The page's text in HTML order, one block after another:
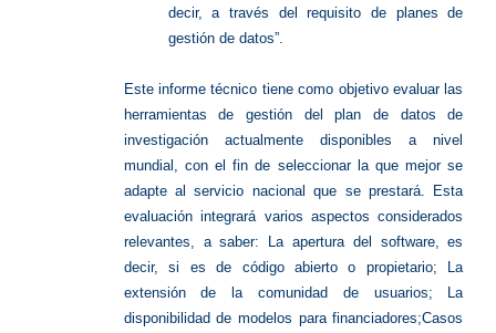
decir, a través del requisito de planes de
gestión de datos”.
Este informe técnico tiene como objetivo evaluar las
herramientas de gestión del plan de datos de
investigación actualmente disponibles a nivel
mundial, con el fin de seleccionar la que mejor se
adapte al servicio nacional que se prestará. Esta
evaluación integrará varios aspectos considerados
relevantes, a saber: La apertura del software, es
decir, si es de código abierto o propietario; La
extensión de la comunidad de usuarios; La
disponibilidad de modelos para financiadores;Casos